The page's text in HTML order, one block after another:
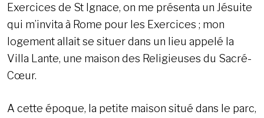
Exercices de St Ignace, on me présenta un Jésuite
qui m’invita à Rome pour les Exercices ; mon
logement allait se situer dans un lieu appelé la
Villa Lante, une maison des Religieuses du Sacré-
Cœur.
A cette époque, la petite maison situé dans le parc,